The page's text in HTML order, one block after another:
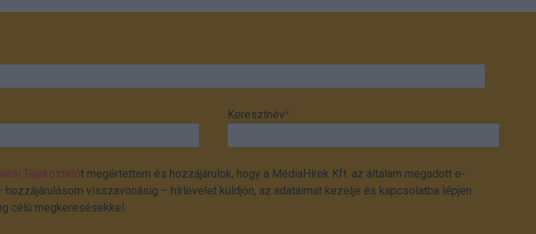
Keresztnév*
Tájékoztatót megértettem és hozzájárulok, hogy a MédiaHírek Kft. az általam megadott e-
hozzájárulásom visszavonásig – hírlevelet küldjön, az adataimat kezelje és kapcsolatba lépjen
célú megkeresésekkel.